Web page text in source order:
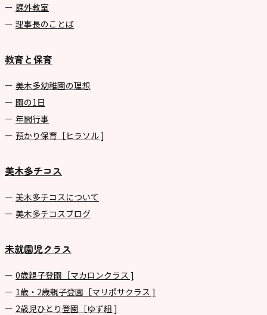
課外教室
理事長のことば
教育と保育
美⽊多幼稚園の理想
園の1⽇
年間⾏事
預かり保育［ヒラソル ]
美木多チコス
美⽊多チコスについて
美⽊多チコスブログ
未就園児クラス
0歳親子登園［マカロンクラス ]
1歳・2歳親子登園［マリポサクラス ]
2歳児ひとり登園［ゆず組 ]